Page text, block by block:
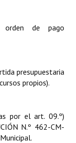
de pago
presupuestaria
propios).
por el art. 09.º)
N.º 462-CM-